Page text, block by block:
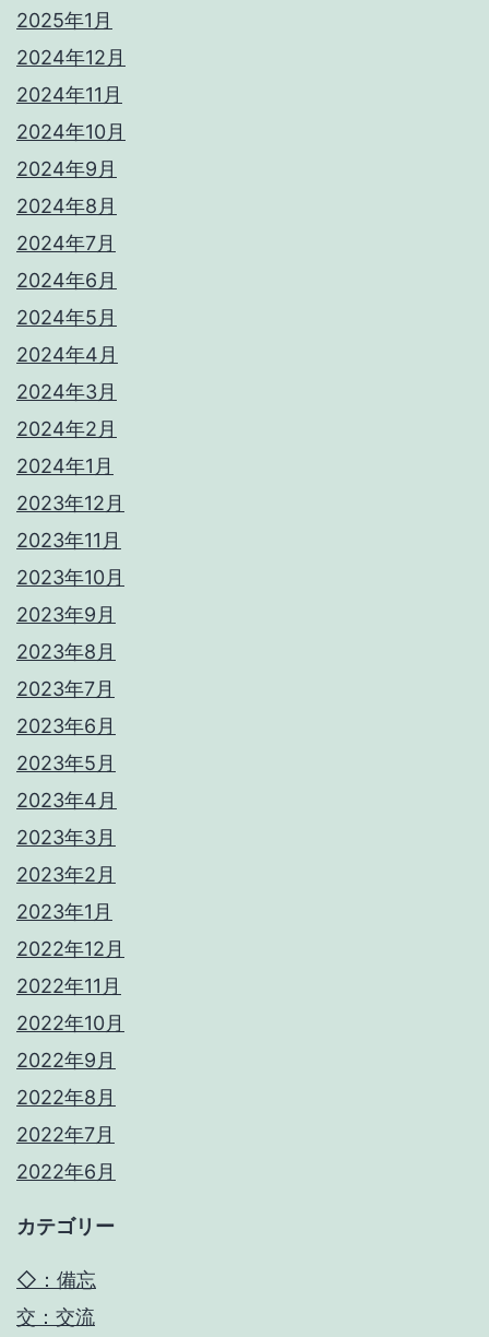
2025年1月
2024年12月
2024年11月
2024年10月
2024年9月
2024年8月
2024年7月
2024年6月
2024年5月
2024年4月
2024年3月
2024年2月
2024年1月
2023年12月
2023年11月
2023年10月
2023年9月
2023年8月
2023年7月
2023年6月
2023年5月
2023年4月
2023年3月
2023年2月
2023年1月
2022年12月
2022年11月
2022年10月
2022年9月
2022年8月
2022年7月
2022年6月
カテゴリー
◇：備忘
交：交流